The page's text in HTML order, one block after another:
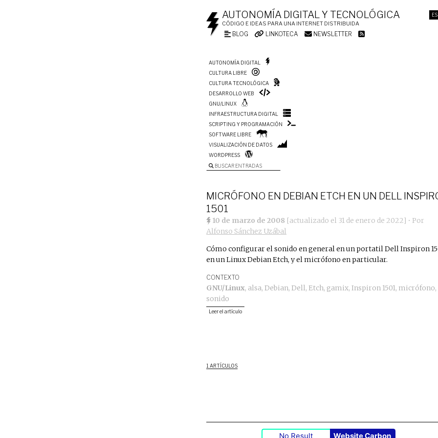
ES
AUTONOMÍA DIGITAL Y TECNOLÓGICA
CÓDIGO E IDEAS PARA UNA INTERNET DISTRIBUIDA
BLOG LINKOTECA NEWSLETTER
AUTONOMÍA DIGITAL
CULTURA LIBRE
CULTURA TECNOLÓGICA
DESARROLLO WEB
GNU/LINUX
INFRAESTRUCTURA DIGITAL
SCRIPTING Y PROGRAMACIÓN
SOFTWARE LIBRE
VISUALIZACIÓN DE DATOS
WORDPRESS
BUSCAR ENTRADAS
MICRÓFONO EN DEBIAN ETCH EN UN DELL
1501
10 de marzo de 2008 [actualizado el 31 de enero de 2022] • Por
Alfonso Sánchez Uzábal
Cómo configurar el sonido en general en un portatil Dell Inspiron
en un Linux Debian Etch, y el micrófono en particular.
CONTEXTO
GNU/Linux, alsa, Debian, Dell, Etch, gamix, Inspiron 1501, micrófono,
sonido
Leer el artículo
1 ARTÍCULOS
No Result Website Carbon